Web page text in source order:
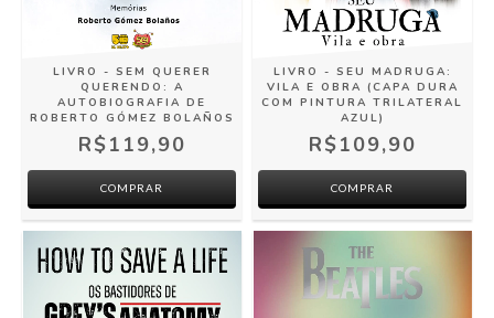
LIVRO - SEM QUERER
QUERENDO: A
AUTOBIOGRAFIA DE
ROBERTO GÓMEZ BOLAÑOS
R$119,90
LIVRO - SEU MADRUGA:
VILA E OBRA (CAPA DURA
COM PINTURA TRILATERAL
AZUL)
R$109,90